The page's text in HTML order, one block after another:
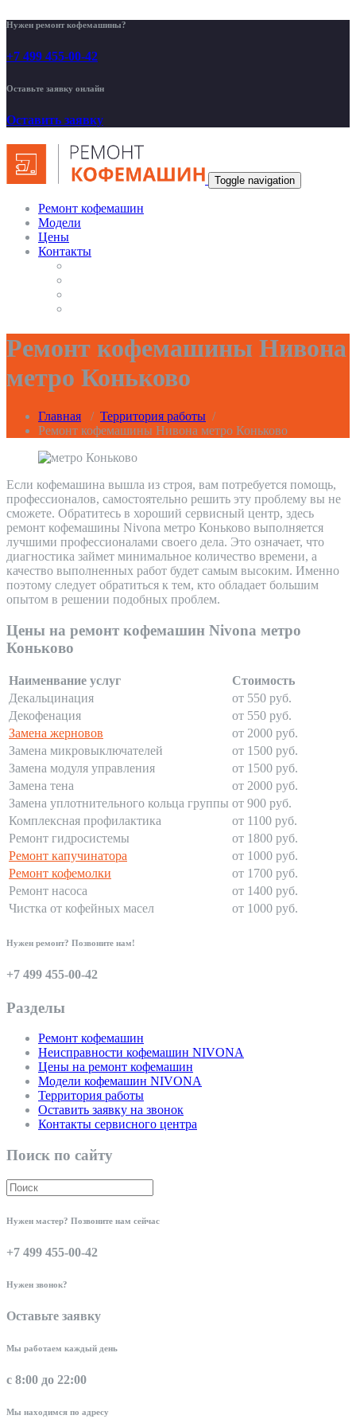
Нужен ремонт кофемашины?
+7 499 455-00-42
Оставьте заявку онлайн
Оставить заявку
Toggle navigation
Ремонт кофемашин
Модели
Цены
Контакты
Ремонт кофемашины Нивона
метро Коньково
Главная / Территория работы /
Ремонт кофемашины Нивона метро Коньково
Если кофемашина вышла из строя, вам потребуется помощь,
профессионалов, самостоятельно решить эту проблему вы не
сможете. Обратитесь в хороший сервисный центр, здесь
ремонт кофемашины Nivona метро Коньково выполняется
лучшими профессионалами своего дела. Это означает, что
диагностика займет минимальное количество времени, а
качество выполненных работ будет самым высоким. Именно
поэтому следует обратиться к тем, кто обладает большим
опытом в решении подобных проблем.
Цены на ремонт кофемашин Nivona метро
Коньково
Наименвание услуг
Стоимость
Декальцинация
от 550 руб.
Декофенация
от 550 руб.
Замена жерновов
от 2000 руб.
Замена микровыключателей
от 1500 руб.
Замена модуля управления
от 1500 руб.
Замена тена
от 2000 руб.
Замена уплотнительного кольца группы от 900 руб.
Комплексная профилактика
от 1100 руб.
Ремонт гидросистемы
от 1800 руб.
Ремонт капучинатора
от 1000 руб.
Ремонт кофемолки
от 1700 руб.
Ремонт насоса
от 1400 руб.
Чистка от кофейных масел
от 1000 руб.
Нужен ремонт? Позвоните нам!
+7 499 455-00-42
Разделы
Ремонт кофемашин
Неисправности кофемашин NIVONA
Цены на ремонт кофемашин
Модели кофемашин NIVONA
Территория работы
Оставить заявку на звонок
Контакты сервисного центра
Поиск по сайту
Нужен мастер? Позвоните нам сейчас
+7 499 455-00-42
Нужен звонок?
Оставьте заявку
Мы работаем каждый день
с 8:00 до 22:00
Мы находимся по адресу